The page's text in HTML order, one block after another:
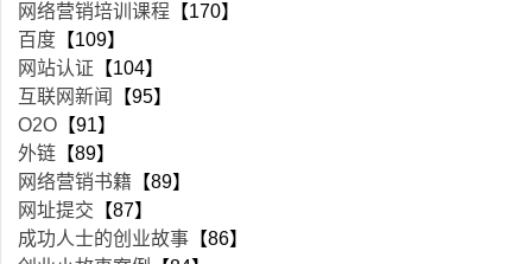
网络营销培训课程 【170】
百度 【109】
网站认证 【104】
互联网新闻
【95】
O2O 【91】
外链 【89】
网络营销书籍 【89】
网址提交 【87】
成功人士的创业故事 【86】